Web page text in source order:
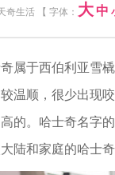
奇生活 【 字体： 大 中
于西伯利亚雪橇
温顺，很少出现
的。哈士奇名字
陆和家庭的哈士